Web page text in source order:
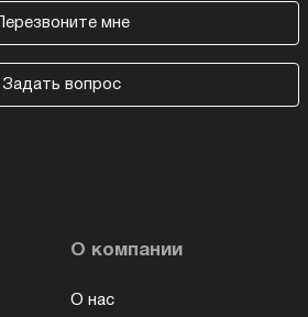
Перезвоните мне
Задать вопрос
О компании
О нас